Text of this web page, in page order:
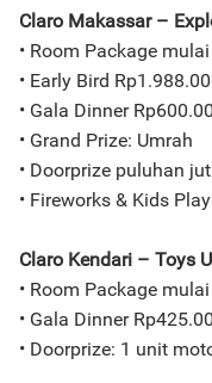
Claro Makassar –
• Room Package
• Early Bird
• Gala Dinner
• Grand Prize: Umrah
• Doorprize puluhan
• Fireworks & Kids
Claro Kendari – Toys
• Room Package
• Gala Dinner
• Doorprize: 1 unit